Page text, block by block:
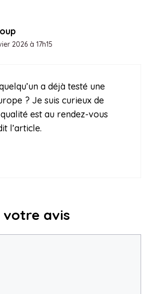
2026 à 17h15
a déjà testé une
? Je suis curieux de
est au rendez-vous
l’article.
votre avis